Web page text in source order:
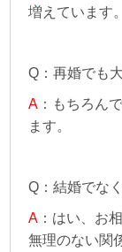
増えています。
Q：再婚でも
A ：もちろん
ます。
Q：結婚でな
A ：はい、お
無理のない関